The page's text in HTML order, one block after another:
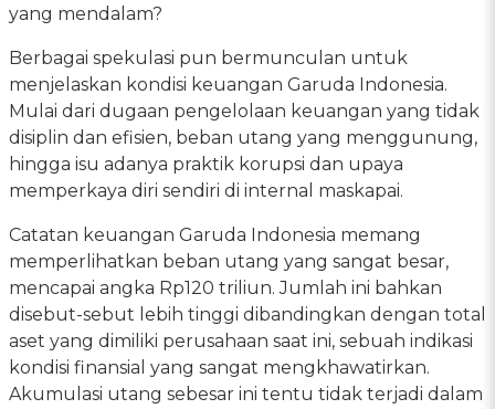
yang mendalam?
Berbagai spekulasi pun bermunculan untuk
menjelaskan kondisi keuangan Garuda Indonesia.
Mulai dari dugaan pengelolaan keuangan yang tidak
disiplin dan efisien, beban utang yang menggunung,
hingga isu adanya praktik korupsi dan upaya
memperkaya diri sendiri di internal maskapai.
Catatan keuangan Garuda Indonesia memang
memperlihatkan beban utang yang sangat besar,
mencapai angka Rp120 triliun. Jumlah ini bahkan
disebut-sebut lebih tinggi dibandingkan dengan total
aset yang dimiliki perusahaan saat ini, sebuah indikasi
kondisi finansial yang sangat mengkhawatirkan.
Akumulasi utang sebesar ini tentu tidak terjadi dalam